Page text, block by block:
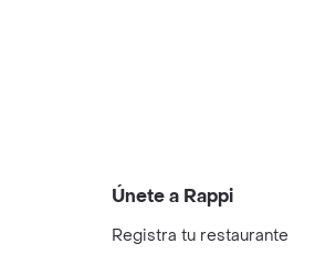
Únete a Rappi
Registra tu restaurante